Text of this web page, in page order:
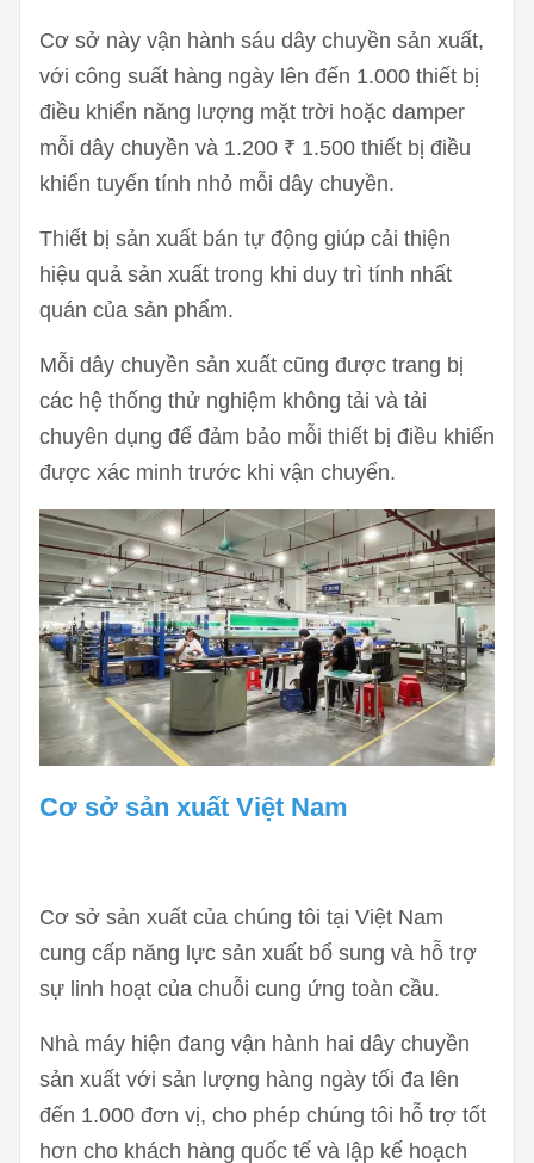
Cơ sở này vận hành sáu dây chuyền sản xuất,
với công suất hàng ngày lên đến 1.000 thiết bị
điều khiển năng lượng mặt trời hoặc damper
mỗi dây chuyền và 1.200 ₹ 1.500 thiết bị điều
khiển tuyến tính nhỏ mỗi dây chuyền.
Thiết bị sản xuất bán tự động giúp cải thiện
hiệu quả sản xuất trong khi duy trì tính nhất
quán của sản phẩm.
Mỗi dây chuyền sản xuất cũng được trang bị
các hệ thống thử nghiệm không tải và tải
chuyên dụng để đảm bảo mỗi thiết bị điều khiển
được xác minh trước khi vận chuyển.
Cơ sở sản xuất Việt Nam
Cơ sở sản xuất của chúng tôi tại Việt Nam
cung cấp năng lực sản xuất bổ sung và hỗ trợ
sự linh hoạt của chuỗi cung ứng toàn cầu.
Nhà máy hiện đang vận hành hai dây chuyền
sản xuất với sản lượng hàng ngày tối đa lên
đến 1.000 đơn vị, cho phép chúng tôi hỗ trợ tốt
hơn cho khách hàng quốc tế và lập kế hoạch